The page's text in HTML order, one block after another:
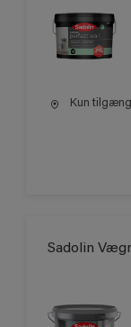
Kun
Sadolin